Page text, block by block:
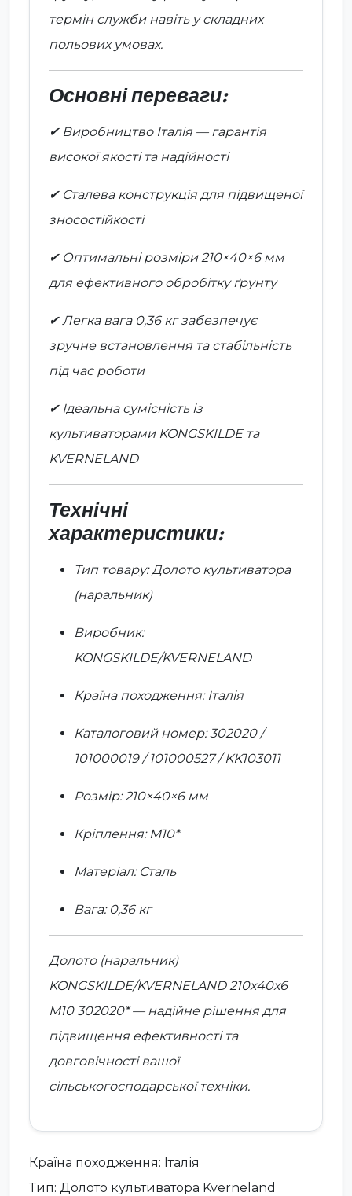
термін служби навіть у складних
польових умовах.
Основні переваги:
✔ Виробництво Італія — гарантія
високої якості та надійності
✔ Сталева конструкція для підвищеної
зносостійкості
✔ Оптимальні розміри 210×40×6 мм
для ефективного обробітку ґрунту
✔ Легка вага 0,36 кг забезпечує
зручне встановлення та стабільність
під час роботи
✔ Ідеальна сумісність із
культиваторами KONGSKILDE та
KVERNELAND
Технічні
характеристики:
Тип товару: Долото культиватора
(наральник)
Виробник:
KONGSKILDE/KVERNELAND
Країна походження: Італія
Каталоговий номер: 302020 /
101000019 / 101000527 / KK103011
Розмір: 210×40×6 мм
Кріплення: M10*
Матеріал: Сталь
Вага: 0,36 кг
Долото (наральник)
KONGSKILDE/KVERNELAND 210х40х6
M10302020* — надійне рішення для
підвищення ефективності та
довговічності вашої
сільськогосподарської техніки.
Країна походження: Італія
Тип: Долото культиватора Kverneland